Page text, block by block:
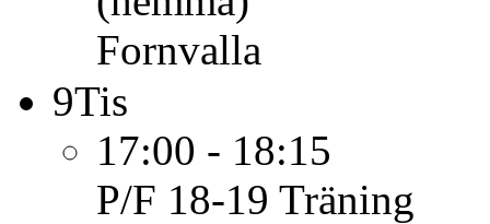
Fornvalla
9Tis
17:00 - 18:15
P/F 18-19 Träning